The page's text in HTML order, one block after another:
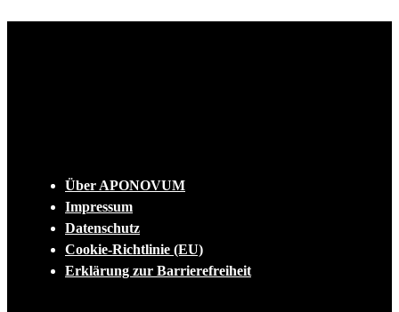
Über APONOVUM
Impressum
Datenschutz
Cookie-Richtlinie (EU)
Erklärung zur Barrierefreiheit